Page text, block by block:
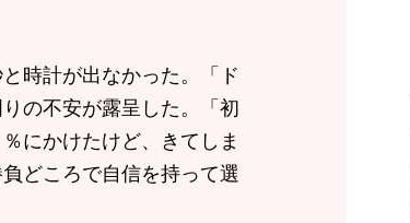
時計が出なかった。「ド
の不安が露呈した。「初
にかけたけど、きてしま
どころで自信を持って選